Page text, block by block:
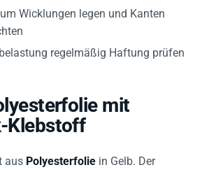
Wicklungen legen und Kanten
regelmäßig Haftung prüfen
mit
Klebstoff
aus Polyesterfolie in Gelb. Der